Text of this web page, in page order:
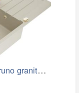
MEXEN - Bruno granitový dřez s…